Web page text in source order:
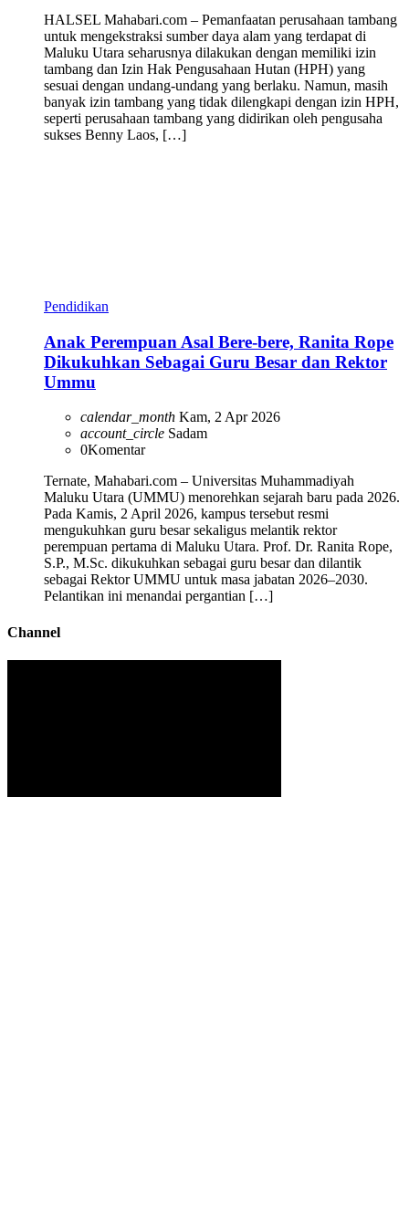
HALSEL Mahabari.com – Pemanfaatan perusahaan tambang
untuk mengekstraksi sumber daya alam yang terdapat di
Maluku Utara seharusnya dilakukan dengan memiliki izin
tambang dan Izin Hak Pengusahaan Hutan (HPH) yang
sesuai dengan undang-undang yang berlaku. Namun, masih
banyak izin tambang yang tidak dilengkapi dengan izin HPH,
seperti perusahaan tambang yang didirikan oleh pengusaha
sukses Benny Laos, […]
Pendidikan
Anak Perempuan Asal Bere-bere, Ranita Rope
Dikukuhkan Sebagai Guru Besar dan Rektor
Ummu
calendar_month Kam, 2 Apr 2026
account_circle Sadam
0Komentar
Ternate, Mahabari.com – Universitas Muhammadiyah
Maluku Utara (UMMU) menorehkan sejarah baru pada 2026.
Pada Kamis, 2 April 2026, kampus tersebut resmi
mengukuhkan guru besar sekaligus melantik rektor
perempuan pertama di Maluku Utara. Prof. Dr. Ranita Rope,
S.P., M.Sc. dikukuhkan sebagai guru besar dan dilantik
sebagai Rektor UMMU untuk masa jabatan 2026–2030.
Pelantikan ini menandai pergantian […]
Channel